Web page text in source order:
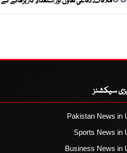
سیکشنز
Pakistan News in
Sports News in
Business News in